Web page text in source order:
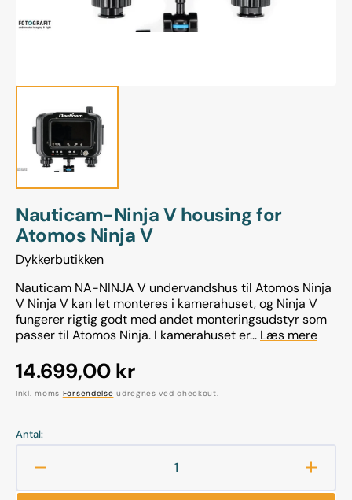
Nauticam-Ninja V housing for
Atomos Ninja V
Dykkerbutikken
Nauticam NA-NINJA V undervandshus til Atomos Ninja
V Ninja V kan let monteres i kamerahuset, og Ninja V
fungerer rigtig godt med andet monteringsudstyr som
passer til Atomos Ninja. I kamerahuset er... Læs mere
Normalpris
14.699,00 kr
Inkl. moms Forsendelse udregnes ved checkout.
Antal:
antallet
Øg